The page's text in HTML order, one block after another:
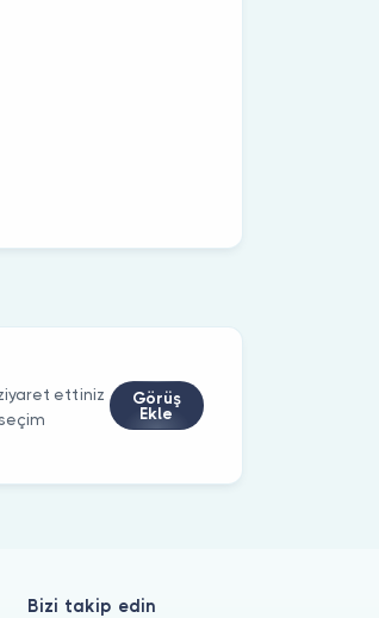
ziyaret ettiniz
Görüş
Ekle
Bizi takip edin